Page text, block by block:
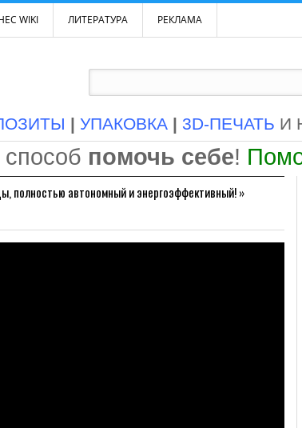
WIKI ЛИТЕРАТУРА РЕКЛАМА
| УПАКОВКА | 3D-ПЕЧАТЬ И
помочь себе!
полностью автономный и энергоэффективный!»